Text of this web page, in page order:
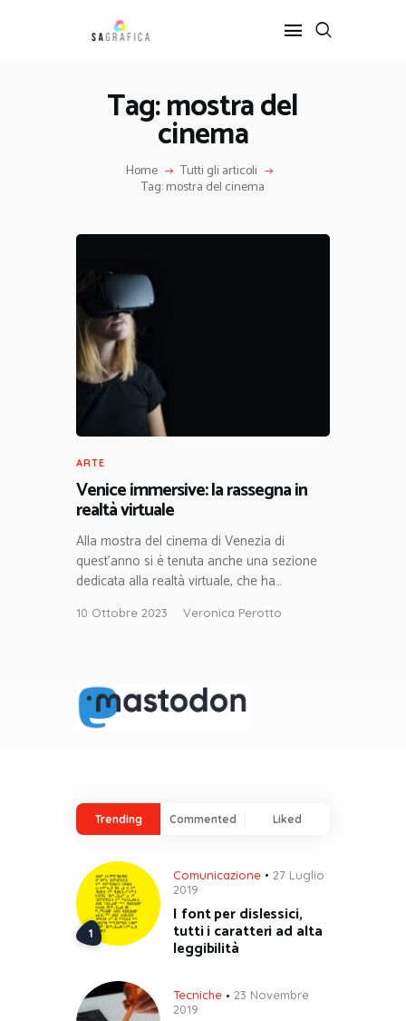
Tag: mostra del
cinema
Home Tutti gli articoli
Tag: mostra del cinema
SERVIZI
ARTE
Venice immersive: la rassegna in
realtà virtuale
Alla mostra del cinema di Venezia di
quest’anno si è tenuta anche una sezione
dedicata alla realtà virtuale, che ha…
10 Ottobre 2023 Veronica Perotto
Trending Commented Liked
Comunicazione
27 Luglio
2019
I font per dislessici,
tutti i caratteri ad alta
leggibilità
Tecniche
23 Novembre
2019